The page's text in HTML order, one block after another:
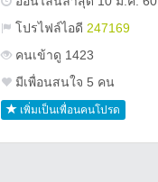
โปรไฟล์ไอดี 247169
คนเข้าดู 1423
มีเพื่อนสนใจ 5 คน
เพิ่มเป็นเพื่อนคนโปรด